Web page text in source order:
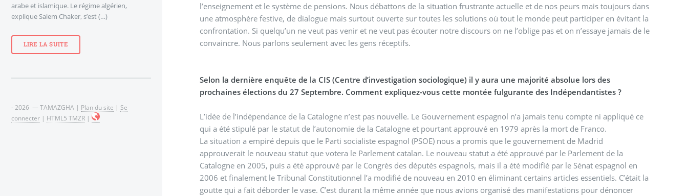
l’enseignement et le système de pensions. Nous débattons de la situation frustrante actuelle et de nos peurs mais toujours dans
une atmosphère festive, de dialogue mais surtout ouverte sur toutes les solutions où tout le monde peut participer en évitant la
confrontation. Si quelqu’un ne veut pas venir et ne veut pas écouter notre discours on ne l’oblige pas et on n’essaye jamais de le
convaincre. Nous parlons seulement avec les gens réceptifs.
Selon la dernière enquête de la CIS (Centre d’investigation sociologique) il y aura une majorité absolue lors des
prochaines élections du 27 Septembre. Comment expliquez-vous cette montée fulgurante des Indépendantistes ?
L’idée de l’indépendance de la Catalogne n’est pas nouvelle. Le Gouvernement espagnol n’a jamais tenu compte ni appliqué ce
qui a été stipulé par le statut de l’autonomie de la Catalogne et pourtant approuvé en 1979 après la mort de Franco.
La situation a empiré depuis que le Parti socialiste espagnol (PSOE) nous a promis que le gouvernement de Madrid
approuverait le nouveau statut que votera le Parlement catalan. Le nouveau statut a été approuvé par le Parlement de la
Catalogne en 2005, puis a été approuvé par le Congrès des députés espagnols, mais il a été modifié par le Sénat espagnol en
2006 et finalement le Tribunal Constitutionnel l’a modifié de nouveau en 2010 en éliminant certains articles essentiels. C’était la
goutte qui a fait déborder le vase. C’est durant la même année que nous avions organisé des manifestations pour dénoncer
arabe et islamique. Le régime algérien,
explique Salem Chaker, s’est (…)
LIRE LA SUITE
- 2026 — TAMAZGHA | Plan du site | Se
connecter | HTML5 TMZR |